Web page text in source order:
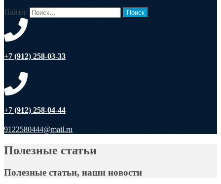
Найти:
+7 (912) 258-03-33
+7 (912) 258-04-44
9122580444@mail.ru
Полезные статьи
Полезные статьи, наши новости